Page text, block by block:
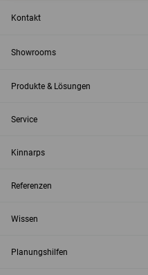
Kontakt
Showrooms
Produkte & Lösungen
Service
Kinnarps
Referenzen
Wissen
Planungshilfen